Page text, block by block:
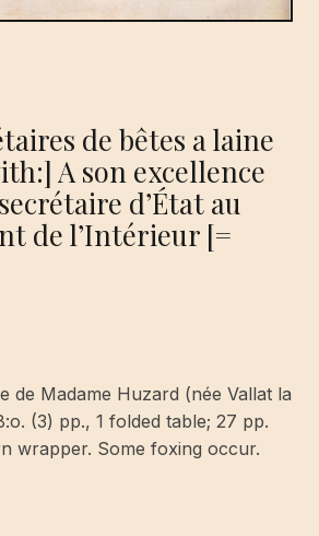
de bêtes a laine
A son excellence
d’État au
de l’Intérieur [=
de Madame Huzard (née Vallat la
(3) pp., 1 folded table; 27 pp.
wrapper. Some foxing occur.